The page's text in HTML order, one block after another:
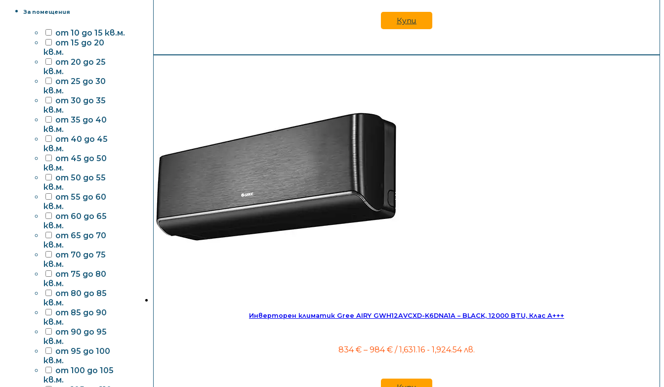
За помещения
от 10 до 15 кв.м.
от 15 до 20
кв.м.
от 20 до 25
кв.м.
от 25 до 30
кв.м.
от 30 до 35
кв.м.
от 35 до 40
кв.м.
от 40 до 45
кв.м.
от 45 до 50
кв.м.
от 50 до 55
кв.м.
от 55 до 60
кв.м.
от 60 до 65
кв.м.
от 65 до 70
кв.м.
от 70 до 75
кв.м.
от 75 до 80
кв.м.
от 80 до 85
кв.м.
от 85 до 90
кв.м.
от 90 до 95
кв.м.
от 95 до 100
кв.м.
от 100 до 105
кв.м.
through
984 €
Купи
Инверторен климатик Gree AIRY GWH12AVCXD-K6DNA1A – BLACK, 12000 BTU, Клас A+++
834€ – 984€Price
through
/ 1,631.16 - 1,924.54 лв.